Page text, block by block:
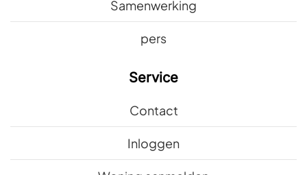
Samenwerking
pers
Service
Contact
Inloggen